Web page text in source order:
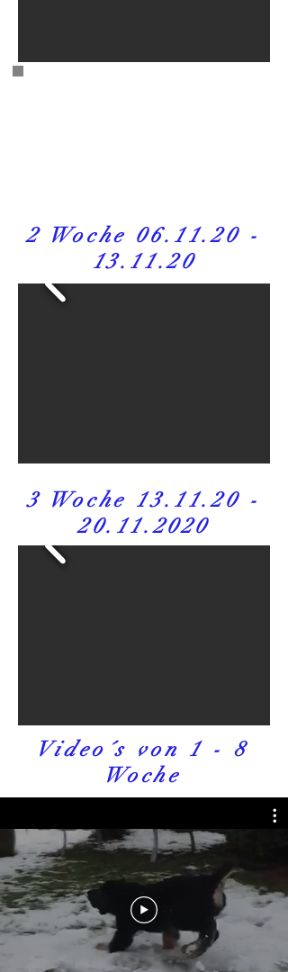
2 Woche 06.11.20 -
13.11.20
3 Woche 13.11.20 -
20.11.2020
Video´s von 1 - 8
Woche